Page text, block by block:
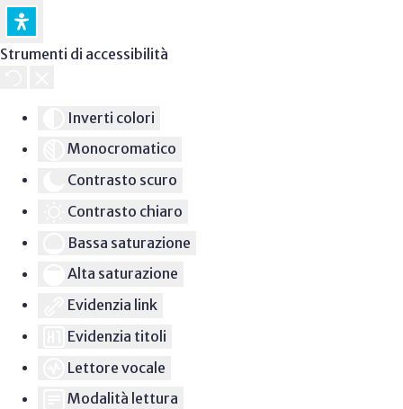
Strumenti di accessibilità
Inverti colori
Monocromatico
Contrasto scuro
Contrasto chiaro
Bassa saturazione
Alta saturazione
Evidenzia link
Evidenzia titoli
Lettore vocale
Modalità lettura